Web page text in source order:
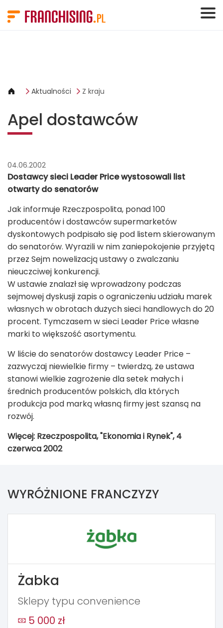
Aktualności Z kraju
Apel dostawców
04.06.2002
Dostawcy sieci Leader Price wystosowali list
otwarty do senatorów
Jak informuje Rzeczpospolita, ponad 100
producentów i dostawców supermarketów
dyskontowych podpisało się pod listem skierowanym
do senatorów. Wyrazili w nim zaniepokojenie przyjętą
przez Sejm nowelizacją ustawy o zwalczaniu
nieuczciwej konkurencji.
W ustawie znalazł się wprowadzony podczas
sejmowej dyskusji zapis o ograniczeniu udziału marek
własnych w obrotach dużych sieci handlowych do 20
procent. Tymczasem w sieci Leader Price własne
marki to większość asortymentu.
W liście do senatorów dostawcy Leader Price –
zazwyczaj niewielkie firmy – twierdzą, że ustawa
stanowi wielkie zagrożenie dla setek małych i
średnich producentów polskich, dla których
produkcja pod marką własną firmy jest szansą na
rozwój.
Więcej: Rzeczpospolita, "Ekonomia i Rynek", 4
czerwca 2002
WYRÓŻNIONE FRANCZYZY
Żabka
Sklepy typu convenience
5 000 zł